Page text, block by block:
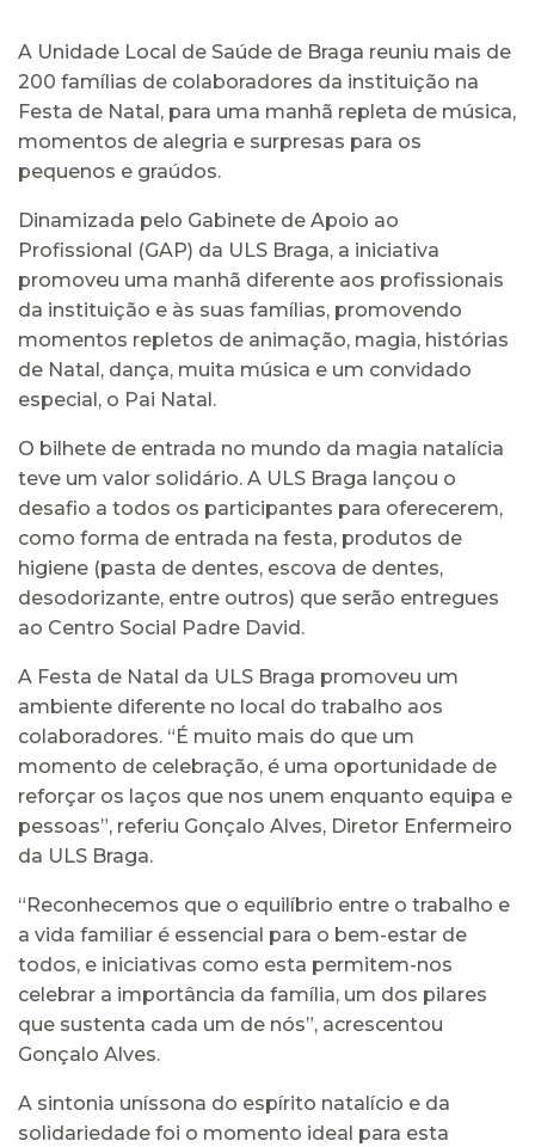
A Unidade Local de Saúde de Braga reuniu mais de
200 famílias de colaboradores da instituição na
Festa de Natal, para uma manhã repleta de música,
momentos de alegria e surpresas para os
pequenos e graúdos.
Dinamizada pelo Gabinete de Apoio ao
Profissional (GAP) da ULS Braga, a iniciativa
promoveu uma manhã diferente aos profissionais
da instituição e às suas famílias, promovendo
momentos repletos de animação, magia, histórias
de Natal, dança, muita música e um convidado
especial, o Pai Natal.
O bilhete de entrada no mundo da magia natalícia
teve um valor solidário. A ULS Braga lançou o
desafio a todos os participantes para oferecerem,
como forma de entrada na festa, produtos de
higiene (pasta de dentes, escova de dentes,
desodorizante, entre outros) que serão entregues
ao Centro Social Padre David.
A Festa de Natal da ULS Braga promoveu um
ambiente diferente no local do trabalho aos
colaboradores. “É muito mais do que um
momento de celebração, é uma oportunidade de
reforçar os laços que nos unem enquanto equipa e
pessoas”, referiu Gonçalo Alves, Diretor Enfermeiro
da ULS Braga.
“Reconhecemos que o equilíbrio entre o trabalho e
a vida familiar é essencial para o bem-estar de
todos, e iniciativas como esta permitem-nos
celebrar a importância da família, um dos pilares
que sustenta cada um de nós”, acrescentou
Gonçalo Alves.
A sintonia uníssona do espírito natalício e da
solidariedade foi o momento ideal para esta